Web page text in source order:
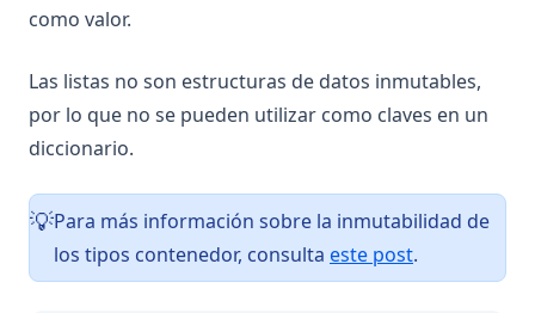
como valor.
Las listas no son estructuras de datos inmutables,
por lo que no se pueden utilizar como claves en un
diccionario.
💡Para más información sobre la inmutabilidad de
los tipos contenedor, consulta este post.